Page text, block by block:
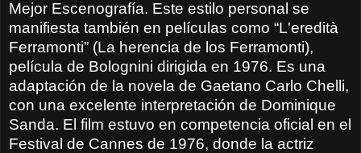
Mejor Escenografía. Este estilo personal se
manifiesta también en películas como “L'eredità
Ferramonti” (La herencia de los Ferramonti),
película de Bolognini dirigida en 1976. Es una
adaptación de la novela de Gaetano Carlo Chelli,
con una excelente interpretación de Dominique
Sanda. El film estuvo en competencia oficial en el
Festival de Cannes de 1976, donde la actriz